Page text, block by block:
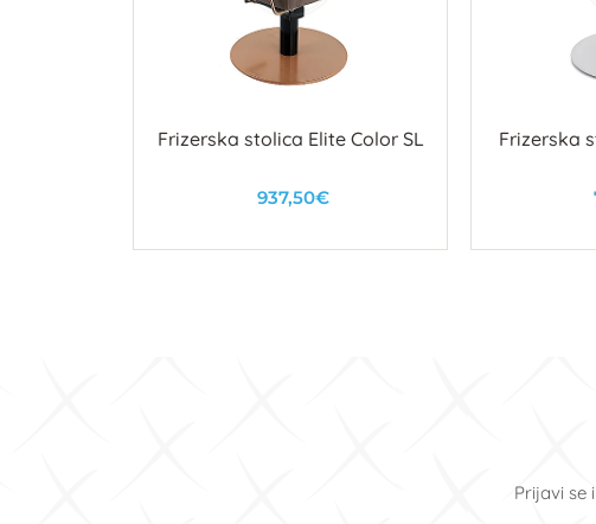
Frizerska stolica Elite Color SL
937,50€
U košaricu
Frizerska
Prijavi se